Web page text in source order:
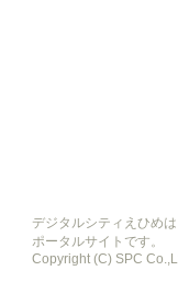
デジタルシティえひめは
ポータルサイトです。
Copyright (C) SPC